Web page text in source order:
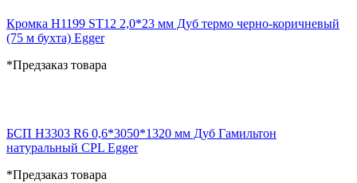
Кромка H1199 ST12 2,0*23 мм Дуб термо черно-коричневый
(75 м бухта) Egger
*Предзаказ товара
БСП H3303 R6 0,6*3050*1320 мм Дуб Гамильтон
натуральный CPL Egger
*Предзаказ товара